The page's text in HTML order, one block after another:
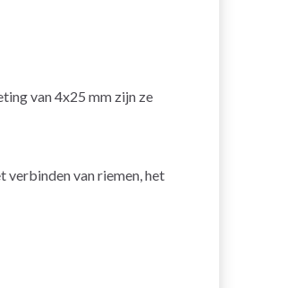
van 4x25 mm zijn ze
van riemen, het